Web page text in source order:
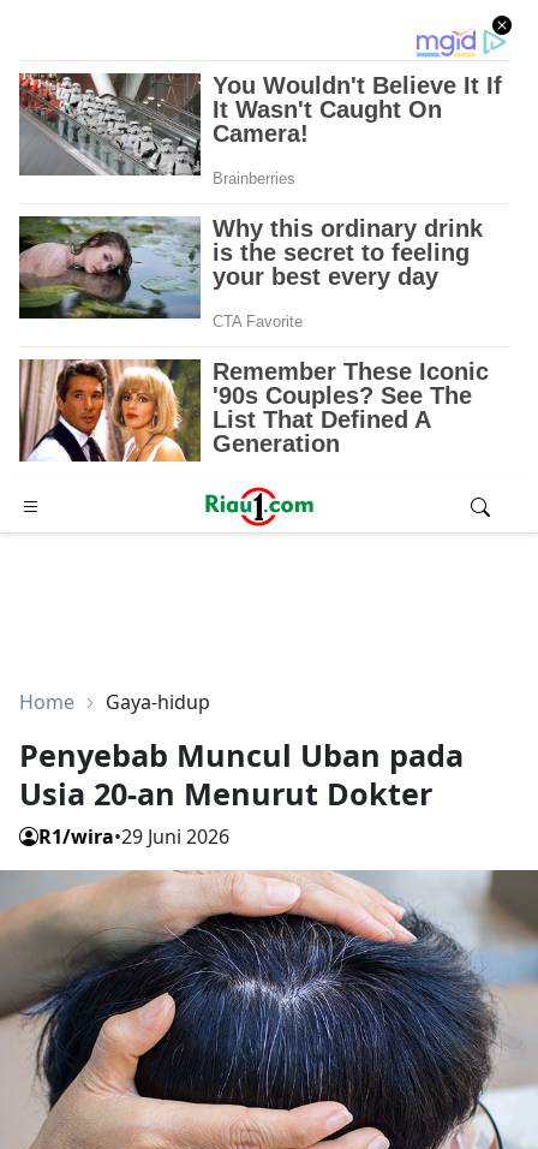
Advertisement
Home Gaya-hidup
Penyebab Muncul Uban pada
Usia 20-an Menurut Dokter
R1/wira•29 Juni 2026